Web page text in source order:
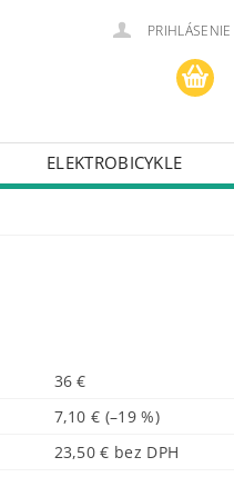
PRIHLÁSENIE
ELEKTROBICYKLE
36 €
7,10 € (–19 %)
23,50 € bez DPH